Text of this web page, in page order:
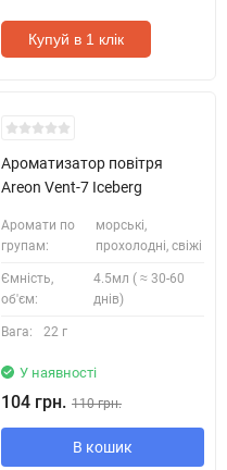
Купуй в 1 клік
Ароматизатор повітря
Areon Vent-7 Iceberg
Аромати по
групам:
морські,
прохолодні, свіжі
Ємність,
об'єм:
4.5мл ( ≈ 30-60
днів)
Вага: 22 г
У наявності
104 грн. 110 грн.
В кошик